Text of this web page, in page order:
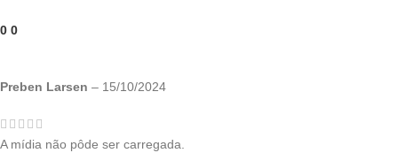
0 0
Preben Larsen – 15/10/2024
A mídia não pôde ser carregada.